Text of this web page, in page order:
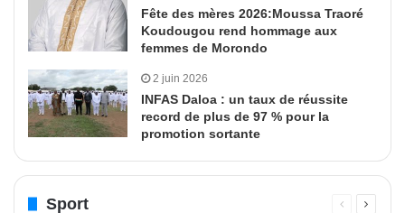
Fête des mères 2026:Moussa Traoré
Koudougou rend hommage aux
femmes de Morondo
2 juin 2026
INFAS Daloa : un taux de réussite
record de plus de 97 % pour la
promotion sortante
Sport
PagePage